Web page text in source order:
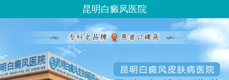
昆明白癜风医院